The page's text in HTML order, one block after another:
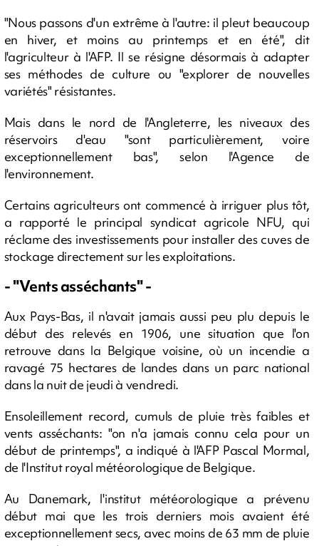
"Nous passons d'un extrême à l'autre: il pleut beaucoup
en hiver, et moins au printemps et en été", dit
l'agriculteur à l'AFP. Il se résigne désormais à adapter
ses méthodes de culture ou "explorer de nouvelles
variétés" résistantes.
Mais dans le nord de l'Angleterre, les niveaux des
réservoirs d'eau "sont particulièrement, voire
exceptionnellement bas", selon l'Agence de
l'environnement.
Certains agriculteurs ont commencé à irriguer plus tôt,
a rapporté le principal syndicat agricole NFU, qui
réclame des investissements pour installer des cuves de
stockage directement sur les exploitations.
- "Vents asséchants" -
Aux Pays-Bas, il n'avait jamais aussi peu plu depuis le
début des relevés en 1906, une situation que l'on
retrouve dans la Belgique voisine, où un incendie a
ravagé 75 hectares de landes dans un parc national
dans la nuit de jeudi à vendredi.
Ensoleillement record, cumuls de pluie très faibles et
vents asséchants: "on n'a jamais connu cela pour un
début de printemps", a indiqué à l'AFP Pascal Mormal,
de l'Institut royal météorologique de Belgique.
Au Danemark, l'institut météorologique a prévenu
début mai que les trois derniers mois avaient été
exceptionnellement secs, avec moins de 63 mm de pluie